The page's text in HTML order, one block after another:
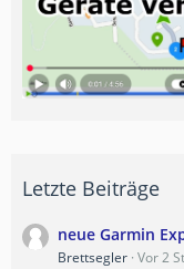
Letzte Beiträge
neue Garmin
Brettsegler Vor 2